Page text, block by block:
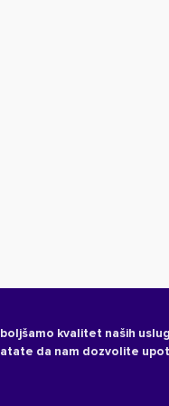
kvalitet naših
da nam dozvolite